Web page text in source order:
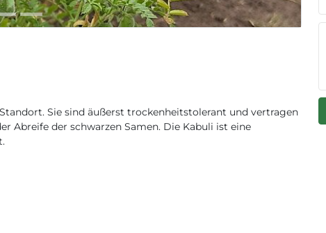
Sie sind äußerst trockenheitstolerant und vertragen
Abreife der schwarzen Samen. Die Kabuli ist eine